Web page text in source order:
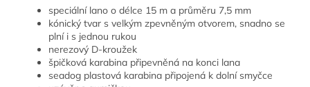
speciální lano o délce 15 m a průměru 7,5 mm
kónický tvar s velkým zpevněným otvorem, snadno se
plní i s jednou rukou
nerezový D-kroužek
špičková karabina připevněná na konci lana
seadog plastová karabina připojená k dolní smyčce